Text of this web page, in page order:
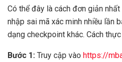
Có thể đây là cách đơn giản
nhập sai mã xác minh nhiều lần
dạng checkpoint khác. Cách
Bước 1: Truy cập vào https://